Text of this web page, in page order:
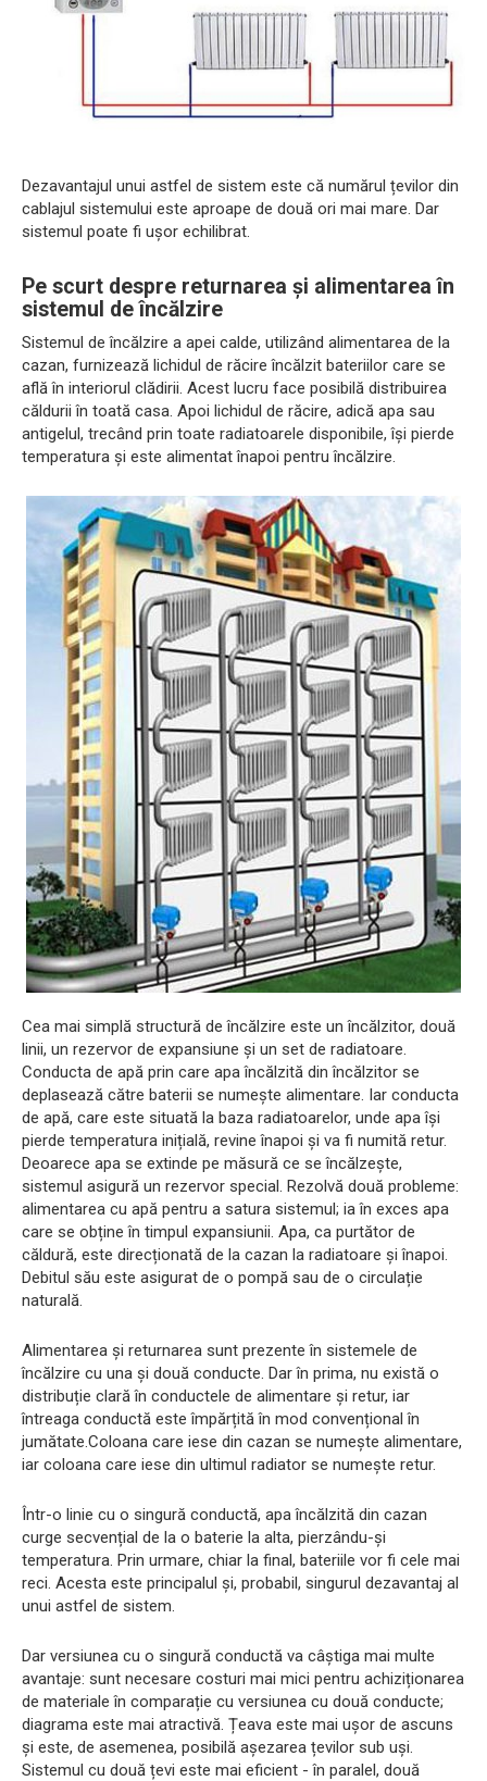
Dezavantajul unui astfel de sistem este că numărul țevilor din
cablajul sistemului este aproape de două ori mai mare. Dar
sistemul poate fi ușor echilibrat.
Pe scurt despre returnarea și alimentarea în
sistemul de încălzire
Sistemul de încălzire a apei calde, utilizând alimentarea de la
cazan, furnizează lichidul de răcire încălzit bateriilor care se
află în interiorul clădirii. Acest lucru face posibilă distribuirea
căldurii în toată casa. Apoi lichidul de răcire, adică apa sau
antigelul, trecând prin toate radiatoarele disponibile, își pierde
temperatura și este alimentat înapoi pentru încălzire.
Cea mai simplă structură de încălzire este un încălzitor, două
linii, un rezervor de expansiune și un set de radiatoare.
Conducta de apă prin care apa încălzită din încălzitor se
deplasează către baterii se numește alimentare. Iar conducta
de apă, care este situată la baza radiatoarelor, unde apa își
pierde temperatura inițială, revine înapoi și va fi numită retur.
Deoarece apa se extinde pe măsură ce se încălzește,
sistemul asigură un rezervor special. Rezolvă două probleme:
alimentarea cu apă pentru a satura sistemul; ia în exces apa
care se obține în timpul expansiunii. Apa, ca purtător de
căldură, este direcționată de la cazan la radiatoare și înapoi.
Debitul său este asigurat de o pompă sau de o circulație
naturală.
Alimentarea și returnarea sunt prezente în sistemele de
încălzire cu una și două conducte. Dar în prima, nu există o
distribuție clară în conductele de alimentare și retur, iar
întreaga conductă este împărțită în mod convențional în
jumătate.Coloana care iese din cazan se numește alimentare,
iar coloana care iese din ultimul radiator se numește retur.
Într-o linie cu o singură conductă, apa încălzită din cazan
curge secvențial de la o baterie la alta, pierzându-și
temperatura. Prin urmare, chiar la final, bateriile vor fi cele mai
reci. Acesta este principalul și, probabil, singurul dezavantaj al
unui astfel de sistem.
Dar versiunea cu o singură conductă va câștiga mai multe
avantaje: sunt necesare costuri mai mici pentru achiziționarea
de materiale în comparație cu versiunea cu două conducte;
diagrama este mai atractivă. Țeava este mai ușor de ascuns
și este, de asemenea, posibilă așezarea țevilor sub uși.
Sistemul cu două țevi este mai eficient - în paralel, două